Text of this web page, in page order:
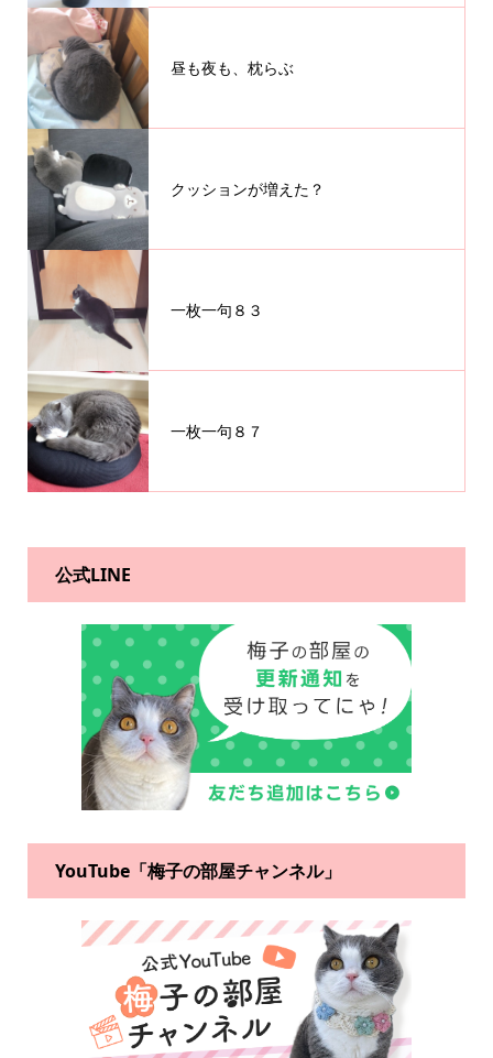
昼も夜も、枕らぶ
クッションが増えた？
一枚一句８３
一枚一句８７
公式LINE
YouTube「梅子の部屋チャンネル」